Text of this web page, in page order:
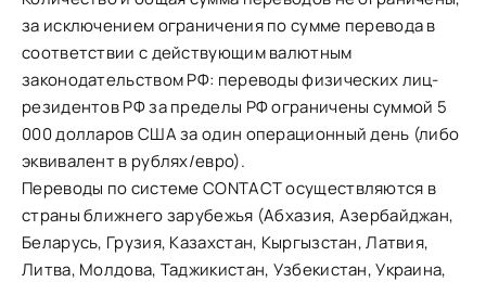
за исключением ограничения по сумме перевода в
соответствии с действующим валютным
законодательством РФ: переводы физических лиц-
резидентов РФ за пределы РФ ограничены суммой 5
000 долларов США за один операционный день (либо
эквивалент в рублях/евро).
Переводы по системе CONTACT осуществляются в
страны ближнего зарубежья (Абхазия, Азербайджан,
Беларусь, Грузия, Казахстан, Кыргызстан, Латвия,
Литва, Молдова, Таджикистан, Узбекистан, Украина,